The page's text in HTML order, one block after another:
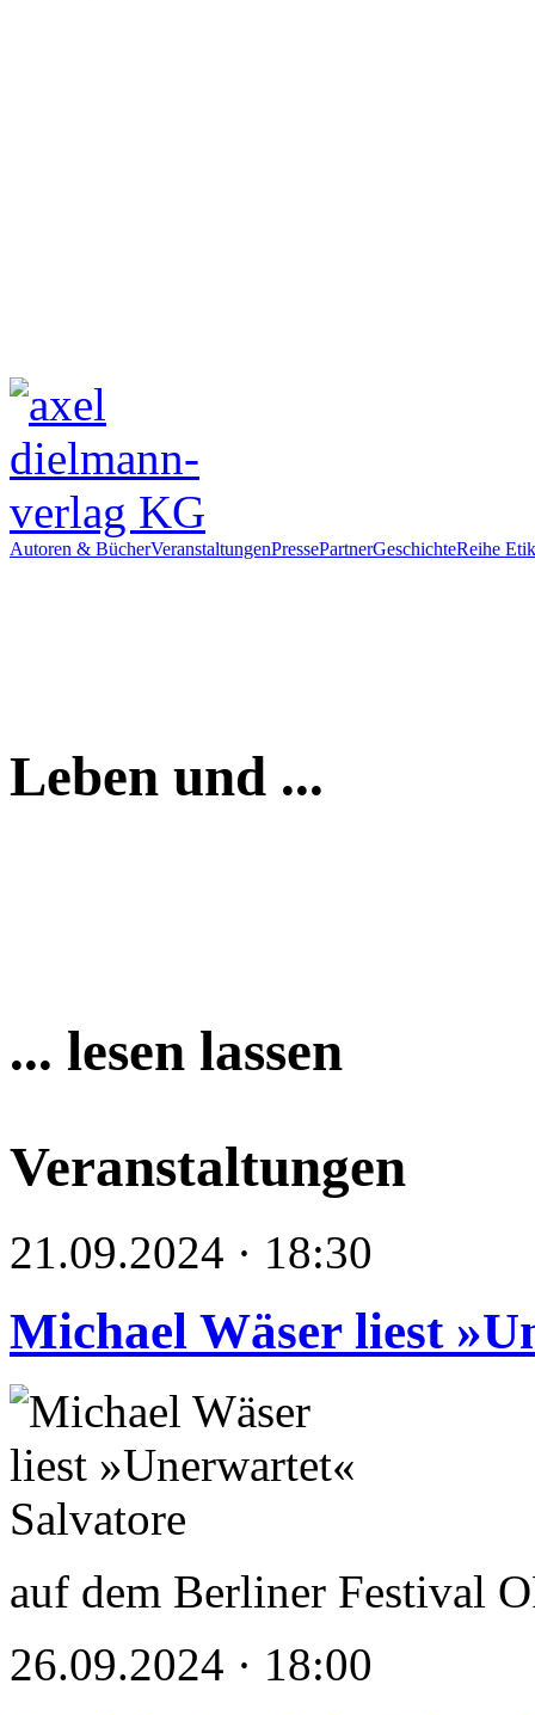
Autoren & BücherVeranstaltungenPressePartnerGeschichteReihe
Leben und ...
... lesen lassen
Veranstaltungen
21.09.2024 · 18:30
Michael Wäser liest
auf dem Berliner Festival
26.09.2024 · 18:00